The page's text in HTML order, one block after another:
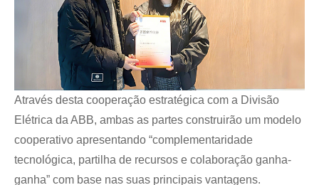
Através desta cooperação estratégica com a Divisão
Elétrica da ABB, ambas as partes construirão um modelo
cooperativo apresentando “complementaridade
tecnológica, partilha de recursos e colaboração ganha-
ganha” com base nas suas principais vantagens.